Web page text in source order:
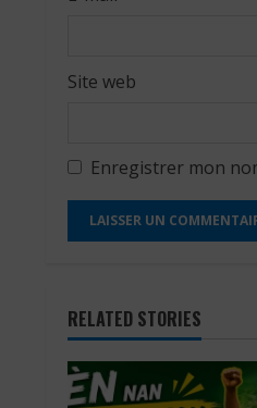
Site web
Enregistrer mon
RELATED STORIES